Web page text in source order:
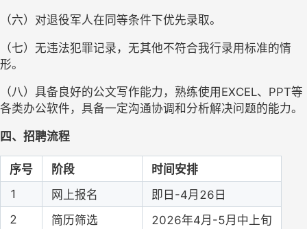
（六）对退役军人在同等条件下优先录取。
（七） 无违法犯罪记录，无其他不符合我行录用标准的情
形。
（八） 具备良好的公文写作能力，熟练使用 EXCEL、PPT等
各类办公软件，具备一定沟通协调和分析解决问题的能力。
四、招聘流程
序号 阶段
时间安排
1
网上报名 即日 -4月26日
2
简历筛选
2026年4月-5月中上旬